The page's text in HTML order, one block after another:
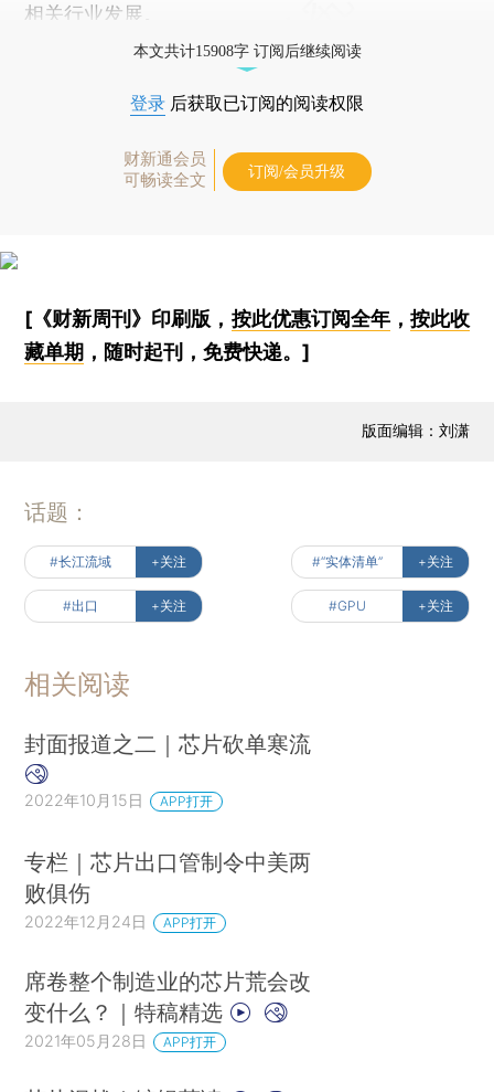
相关行业发展。
本文共计15908字 订阅后继续阅读
登录 后获取已订阅的阅读权限
财新通会员
可畅读全文
订阅/会员升级
[《财新周刊》印刷版， 按此优惠订阅全年， 按此收
藏单期 ，随时起刊，免费快递。]
版面编辑：刘潇
话题：
#长江流域 +关注 #“实体清单” +关注
#出口 +关注 #GPU +关注
相关阅读
封面报道之二｜芯片砍单寒流
2022年10月15日 APP打开
专栏｜芯片出口管制令中美两
败俱伤
2022年12月24日 APP打开
席卷整个制造业的芯片荒会改
变什么？｜特稿精选
2021年05月28日 APP打开